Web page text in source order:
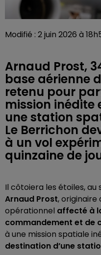
Modifié : 2 juin 2026 à
Arnaud Prost,
base aérienne
retenu pour
mission inédite
une station
Le Berrichon
à un vol
quinzaine de
Il côtoiera les étoiles, au
Arnaud Prost, originaire
opérationnel affecté à
commandement et de
à une mission spatiale
destination d’une